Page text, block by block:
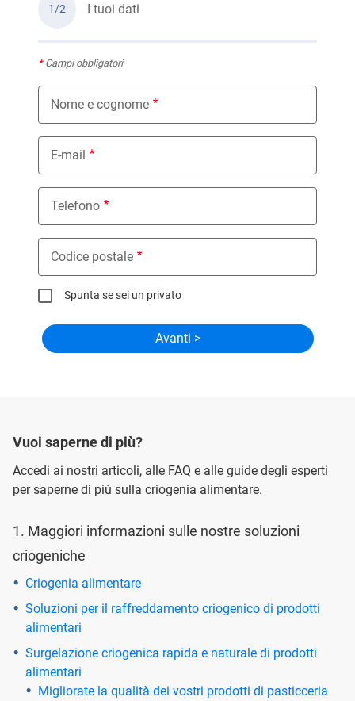
1/2 I tuoi dati
*Campi obbligatori
Nome e cognome
E-mail
Telefono
Codice postale
Spunta se sei un privato
Vuoi saperne di più?
Accedi ai nostri articoli, alle FAQ e alle guide degli esperti
per saperne di più sulla criogenia alimentare.
1. Maggiori informazioni sulle nostre soluzioni
criogeniche
Criogenia alimentare
Soluzioni per il raffreddamento criogenico di prodotti
alimentari
Surgelazione criogenica rapida e naturale di prodotti
alimentari
Migliorate la qualità dei vostri prodotti di pasticceria